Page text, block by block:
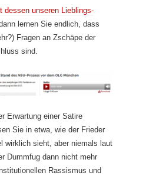
dessen unseren Lieblings-
lernen Sie endlich, dass
Fragen an Zschäpe der
sind.
Erwartung einer Satire
Sie in etwa, wie der Frieder
wirklich sieht, aber niemals laut
Dummfug dann nicht mehr
Rassismus und